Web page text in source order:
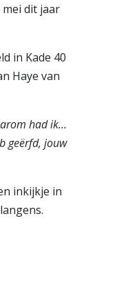
dit jaar
in Kade 40
Haye van
had ik…
geërfd, jouw
inkijkje in